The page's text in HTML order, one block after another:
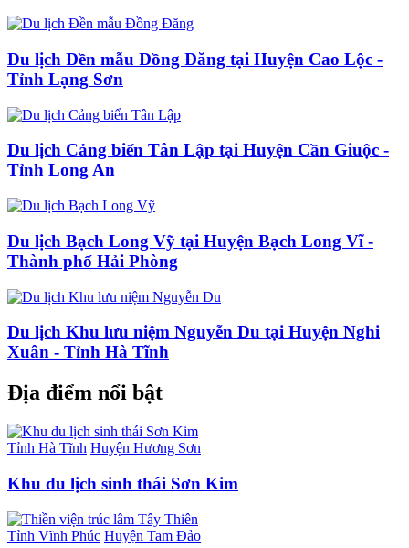
Du lịch Đền mẫu Đồng Đăng tại Huyện Cao Lộc -
Tỉnh Lạng Sơn
Du lịch Cảng biển Tân Lập tại Huyện Cần Giuộc -
Tỉnh Long An
Du lịch Bạch Long Vỹ tại Huyện Bạch Long Vĩ -
Thành phố Hải Phòng
Du lịch Khu lưu niệm Nguyễn Du tại Huyện Nghi
Xuân - Tỉnh Hà Tĩnh
Địa điểm nổi bật
Tỉnh Hà Tĩnh Huyện Hương Sơn
Khu du lịch sinh thái Sơn Kim
Tỉnh Vĩnh Phúc Huyện Tam Đảo